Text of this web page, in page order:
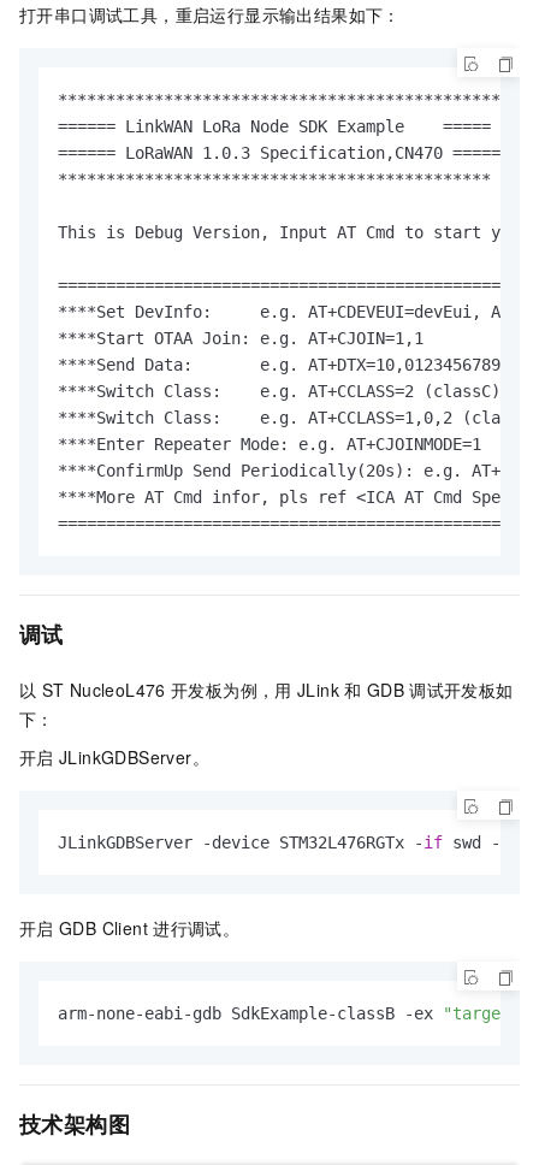
打开串口调试工具，重启运行显示输出结果如下：
**********************************************
====== LinkWAN LoRa Node SDK Example    =====
====== LoRaWAN 1.0.3 Specification,CN470 =====
*********************************************
This is Debug Version, Input AT Cmd to start your
****Set DevInfo:     e.g. AT+CDEVEUI=devEui,
****Start OTAA Join: e.g. AT+CJOIN=1,1
****Send Data:       e.g. AT+DTX=10,0123456789
****Switch Class:    e.g. AT+CCLASS=2 (classC)
****Switch Class:    e.g. AT+CCLASS=1,0,2
****Enter Repeater Mode: e.g. AT+CJOINMODE=1
****ConfirmUp Send Periodically(20s): e.g.
****More AT Cmd infor, pls ref <ICA AT Cmd Spec>.
调试
以 ST NucleoL476 开发板为例，用 JLink 和 GDB 调试开发板如
下：
开启 JLinkGDBServer。
JLinkGDBServer -device STM32L476RGTx -if swd -
开启 GDB Client 进行调试。
arm-none-eabi-gdb SdkExample-classB -ex "target
技术架构图